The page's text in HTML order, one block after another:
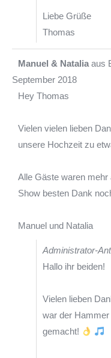
Liebe Grüße
Thomas
Manuel & Natalia aus
September 2018
Hey Thomas
Vielen vielen lieben
unsere Hochzeit zu
Alle Gäste waren mehr
Show besten Dank
Manuel und Natalia
Administrator-
Hallo ihr beiden!
Vielen lieben
war der
gemacht!